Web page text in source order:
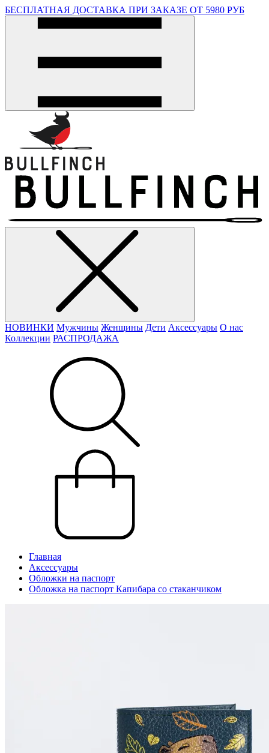
БЕСПЛАТНАЯ ДОСТАВКА ПРИ ЗАКАЗЕ ОТ 5980 РУБ
НОВИНКИ Мужчины Женщины Дети Аксессуары О нас
Коллекции РАСПРОДАЖА
Главная
Аксессуары
Обложки на паспорт
Обложка на паспорт Капибара со стаканчиком